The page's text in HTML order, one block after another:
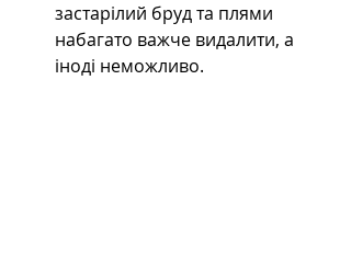
застарілий бруд та плями
набагато важче видалити, а
іноді неможливо.